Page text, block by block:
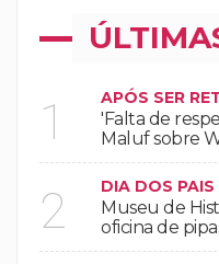
1 APÓS SER
'Falta de
Maluf sobre
2 DIA DOS PAIS
Museu de
oficina de